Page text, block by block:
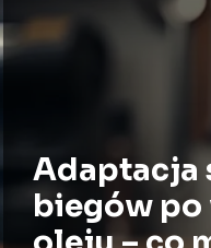
Adaptacja
biegów po